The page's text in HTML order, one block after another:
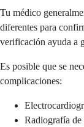
Tu médico
diferentes para
verificación ayuda a
Es posible que se
complicaciones:
Radiografía de